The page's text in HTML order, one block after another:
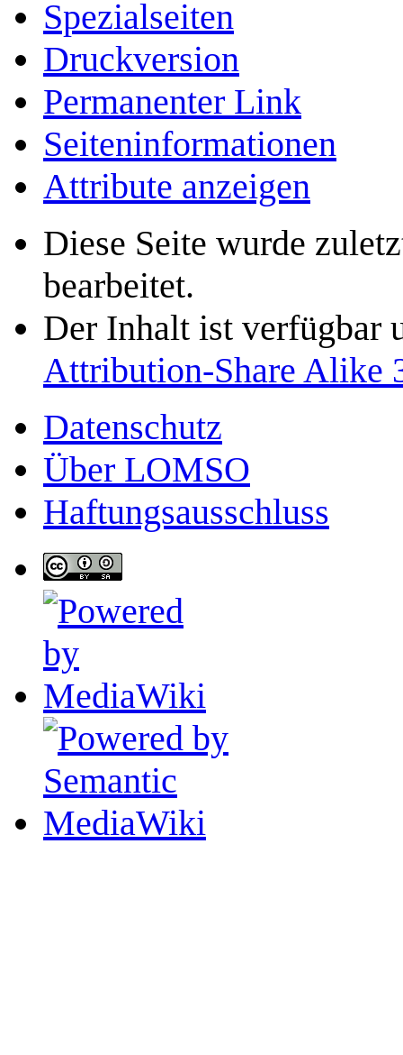
Spezialseiten
Druckversion
Permanenter Link
Seiten­­informationen
Attribute anzeigen
Diese Seite wurde
bearbeitet.
Der Inhalt ist verfügbar
Attribution-Share Alike
Datenschutz
Über LOMSO
Haftungsausschluss